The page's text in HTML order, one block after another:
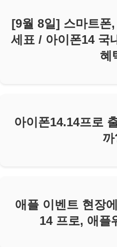
[9월 8일] 스마트폰
세표 / 아이폰14 국
혜
아이폰14.14프로
애플 이벤트 현장
14 프로, 애플